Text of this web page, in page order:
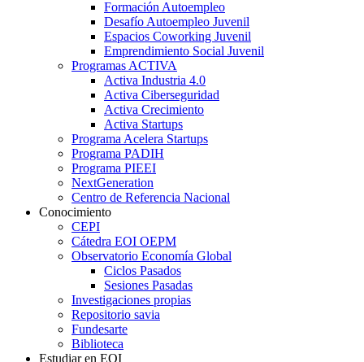
Formación Autoempleo
Desafío Autoempleo Juvenil
Espacios Coworking Juvenil
Emprendimiento Social Juvenil
Programas ACTIVA
Activa Industria 4.0
Activa Ciberseguridad
Activa Crecimiento
Activa Startups
Programa Acelera Startups
Programa PADIH
Programa PIEEI
NextGeneration
Centro de Referencia Nacional
Conocimiento
CEPI
Cátedra EOI OEPM
Observatorio Economía Global
Ciclos Pasados
Sesiones Pasadas
Investigaciones propias
Repositorio savia
Fundesarte
Biblioteca
Estudiar en EOI